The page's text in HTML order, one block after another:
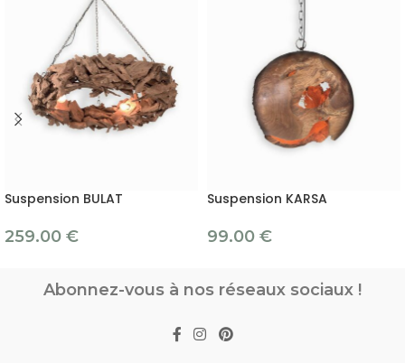
Suspension BULAT
259.00 €
Suspension KARSA
99.00 €
Abonnez-vous à nos réseaux sociaux !